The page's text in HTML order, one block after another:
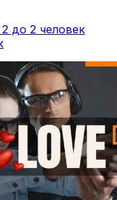
до 2 человек